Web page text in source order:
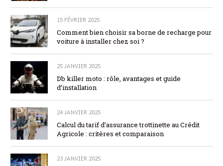
15 FÉVRIER 2025
Comment bien choisir sa borne de recharge pour
voiture à installer chez soi ?
25 JANVIER 2025
Db killer moto : rôle, avantages et guide
d’installation
24 JANVIER 2025
Calcul du tarif d’assurance trottinette au Crédit
Agricole : critères et comparaison
23 JANVIER 2025